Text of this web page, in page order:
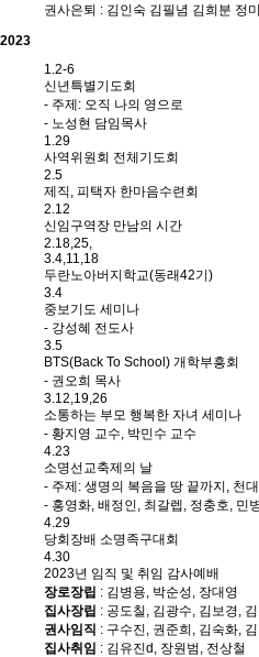
권사은퇴 : 김인숙 김필념 김희분 정
2023
1.2-6
신년특별기도회
- 주제: 오직 나의 영으로
- 노성현 담임목사
1.29
사역위원회 전체기도회
2.5
제직, 피택자 한마음수련회
2.12
신임구역장 만남의 시간
2.18,25,
3.4,11,18
두란노아버지학교(동래42기)
3.4
중보기도 세미나
- 강성혜 전도사
3.5
BTS(Back To School) 개학부흥회
- 권오희 목사
3.12,19,26
소통하는 부모 행복한 자녀 세미나
- 황지영 교수, 박민수 교수
4.23
소명선교축제의 날
- 주제: 생명의 복음을 땅 끝까지, 천대
- 홍영화, 배정인, 최갈렙, 정충호, 민
4.29
당회장배 소명족구대회
4.30
2023년 임직 및 취임 감사예배
장로장립 : 김병용, 박순성, 장대영
집사장립 : 공도칠, 김광수, 김보경,
권사임직 : 구수진, 권준희, 김숙화,
집사취임 : 김유진d, 장원범, 전상철